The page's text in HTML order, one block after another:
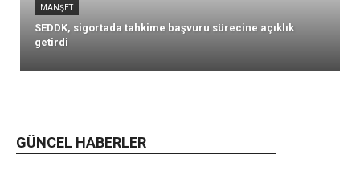
GÜNCEL HABERLER
MANŞET
SEDDK, sigortada tahkime başvuru sürecine açıklık
getirdi